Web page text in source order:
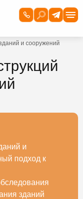
и сооружений
и
подход к
зданий